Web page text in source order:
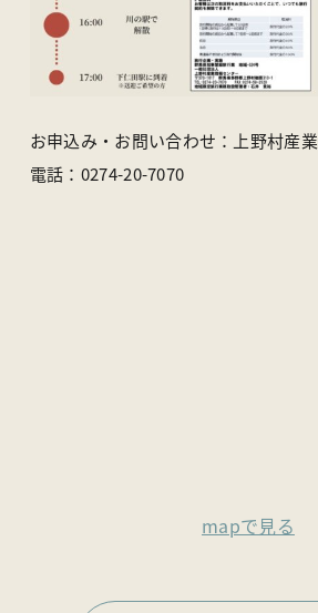
お申込み・お問い合わせ：上野村産
電話：0274-20-7070
mapで見る